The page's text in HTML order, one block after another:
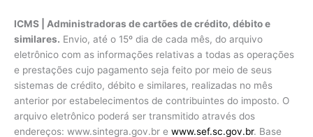
ICMS | Administradoras de cartões de crédito, débito e
similares. Envio, até o 15º dia de cada mês, do arquivo
eletrônico com as informações relativas a todas as operações
e prestações cujo pagamento seja feito por meio de seus
sistemas de crédito, débito e similares, realizadas no mês
anterior por estabelecimentos de contribuintes do imposto. O
arquivo eletrônico poderá ser transmitido através dos
endereços: www.sintegra.gov.br e www.sef.sc.gov.br. Base